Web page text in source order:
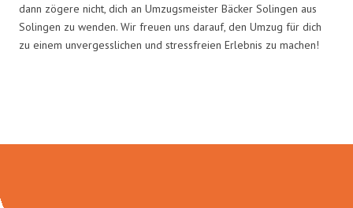
dann zögere nicht, dich an Umzugsmeister Bäcker Solingen aus
Solingen zu wenden. Wir freuen uns darauf, den Umzug für dich
zu einem unvergesslichen und stressfreien Erlebnis zu machen!